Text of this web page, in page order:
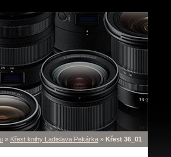
» Křest knihy Ladislava Pekárka » Křest 36_01